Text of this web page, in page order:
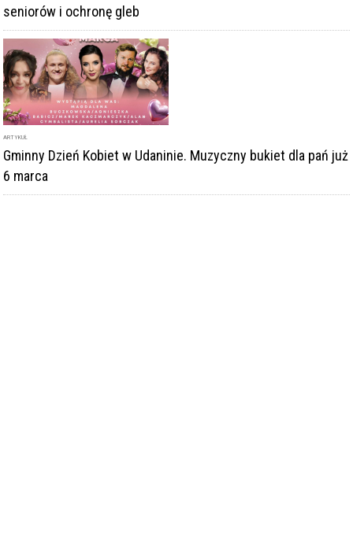
seniorów i ochronę gleb
ARTYKUŁ
Gminny Dzień Kobiet w Udaninie. Muzyczny bukiet dla pań już
6 marca